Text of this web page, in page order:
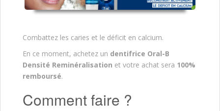
Combattez les caries et le déficit en calcium.
En ce moment, achetez un dentifrice Oral-B
Densité Reminéralisation et votre achat sera 100%
remboursé.
Comment faire ?